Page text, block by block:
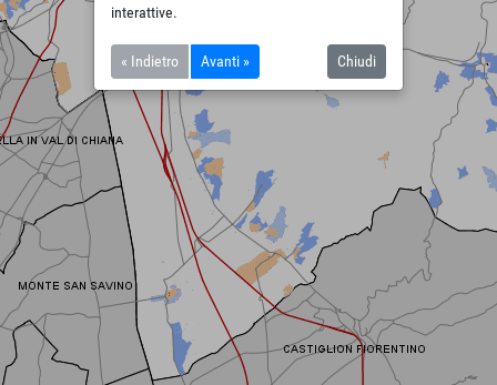
interattive.
« Indietro Avanti » Chiudi